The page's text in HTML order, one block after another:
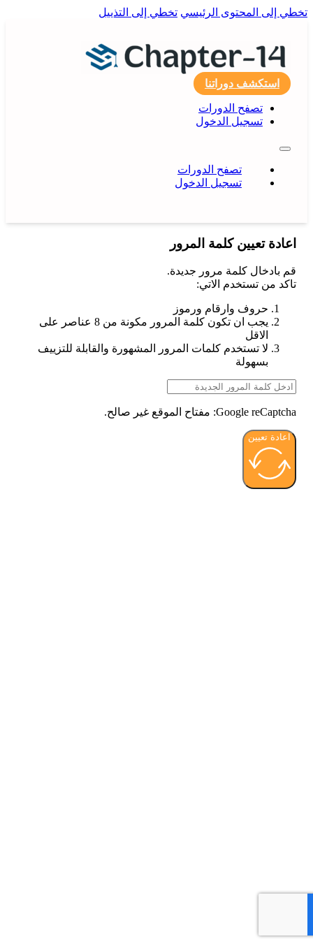
تخطي إلى المحتوى الرئيسي تخطي إلى التذييل
استكشف دوراتنا
تصفح الدورات
تسجيل الدخول
تصفح الدورات
تسجيل الدخول
اعادة تعيين كلمة المرور
قم بادخال كلمة مرور جديدة.
تاكد من تستخدم الاتي:
حروف وارقام ورموز
يجب ان تكون كلمة المرور مكونة من 8 عناصر على
الاقل
لا تستخدم كلمات المرور المشهورة والقابلة للتزييف
بسهولة
Google reCaptcha: مفتاح الموقع غير صالح.
اعادة تعيين